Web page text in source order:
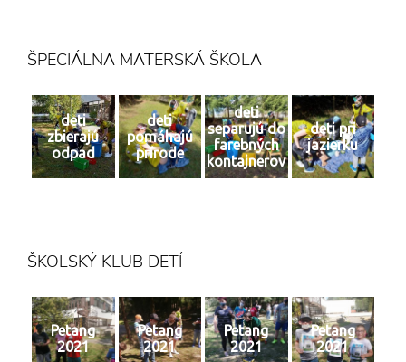
ŠPECIÁLNA MATERSKÁ ŠKOLA
deti
zbierajú
odpad
deti
pomáhajú
prírode
deti
separujú do
farebných
kontajnerov
deti pri
jazierku
ŠKOLSKÝ KLUB DETÍ
Petang
2021
Petang
2021
Petang
2021
Petang
2021